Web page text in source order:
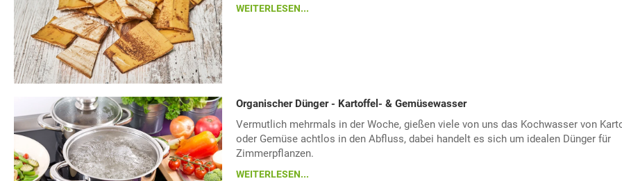
WEITERLESEN...
Organischer Dünger - Kartoffel- & Gemüsewasser
Vermutlich mehrmals in der Woche, gießen viele von uns das Kochwasser von
oder Gemüse achtlos in den Abfluss, dabei handelt es sich um idealen Dünger für
Zimmerpflanzen.
WEITERLESEN...